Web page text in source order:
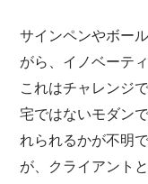
サインペンやボー
がら、イノベーテ
これはチャレンジ
宅ではないモダン
れられるかが不明
が、クライアント